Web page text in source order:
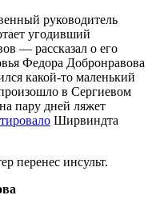
руководитель
угодивший
— рассказал о его
Федора Добронравова
какой-то маленький
в Сергиевом
пару дней ляжет
Ширвиндта
перенес инсульт.